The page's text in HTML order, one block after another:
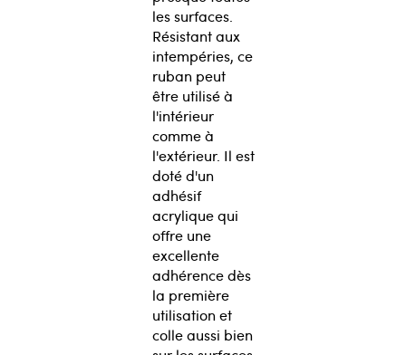
les surfaces.
Résistant aux
intempéries, ce
ruban peut
être utilisé à
l'intérieur
comme à
l'extérieur. Il est
doté d'un
adhésif
acrylique qui
offre une
excellente
adhérence dès
la première
utilisation et
colle aussi bien